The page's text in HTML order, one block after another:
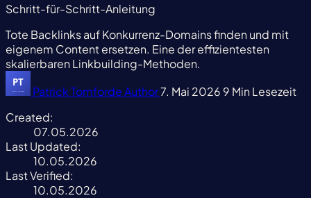
Schritt-für-Schritt-Anleitung
Tote Backlinks auf Konkurrenz-Domains finden und mit
eigenem Content ersetzen. Eine der effizientesten
skalierbaren Linkbuilding-Methoden.
Patrick TomfordeAuthor7. Mai 2026 9 Min Lesezeit
Created:
07.05.2026
Last Updated:
10.05.2026
Last Verified:
10.05.2026